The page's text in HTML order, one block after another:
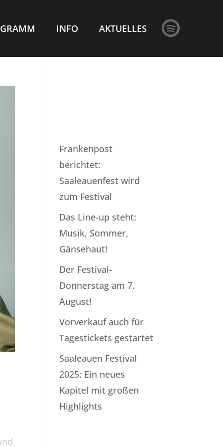
INFO AKTUELLES 
Frankenpost
berichtet:
Saaleauenfest wird
zum Festival
Das Line-up steht:
Musik, Sommer,
Gänsehaut!
Der Festival-
Donnerstag am 7.
August!
Vorverkauf auch für
Tagestickets gestartet
Saaleauen Festival
2025: Ein neues
Kapitel mit großen
Highlights